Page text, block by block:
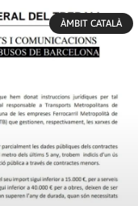
ÀMBIT CATALÀ